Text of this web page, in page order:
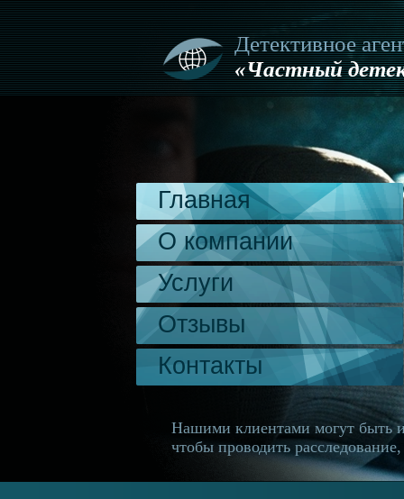
Детективное
«Частный
Главная
О компании
Услуги
Отзывы
Контакты
Нашими клиентами могут быть
чтобы проводить